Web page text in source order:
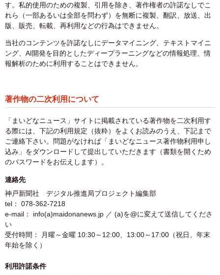
す。私的使用のための複製、引用を除き、著作権者の許諾なしでこ
れら（一部あるいは全部を問わず）を無断に複製、翻訳、放送、出
版、販売、転載、再利用などの行為はできません。
当社のコンテンツを許諾なしにデータマイニング、テキストマイニ
ング、AI開発を目的としたディープラーニングなどの情報処理、情
報解析のために利用することはできません。
著作物の二次利用について
「まいどなニュース」サイトに掲載されている著作物を二次利用す
る際には、下記の利用規定（抜粋）をよくお読みのうえ、下記まで
ご連絡下さい。問題がなければ「まいどなニュース著作物利用申し
込み」をダウンロードして提出していただきます（書類を開くため
のパスワードをお伝えします）。
連絡先
神戸新聞社 デジタル推進局プロジェクト編集部
tel： 078-362-7218
e-mail： info(a)maidonanews.jp ／ (a)を@に変えて送信してくださ
い
受付時間： 月曜～金曜 10:30～12:00、13:00～17:00（祝日、年末
年始を除く）
利用許諾条件